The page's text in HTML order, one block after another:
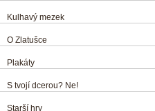
Kulhavý mezek
O Zlatušce
Plakáty
S tvojí dcerou? Ne!
Starší hry